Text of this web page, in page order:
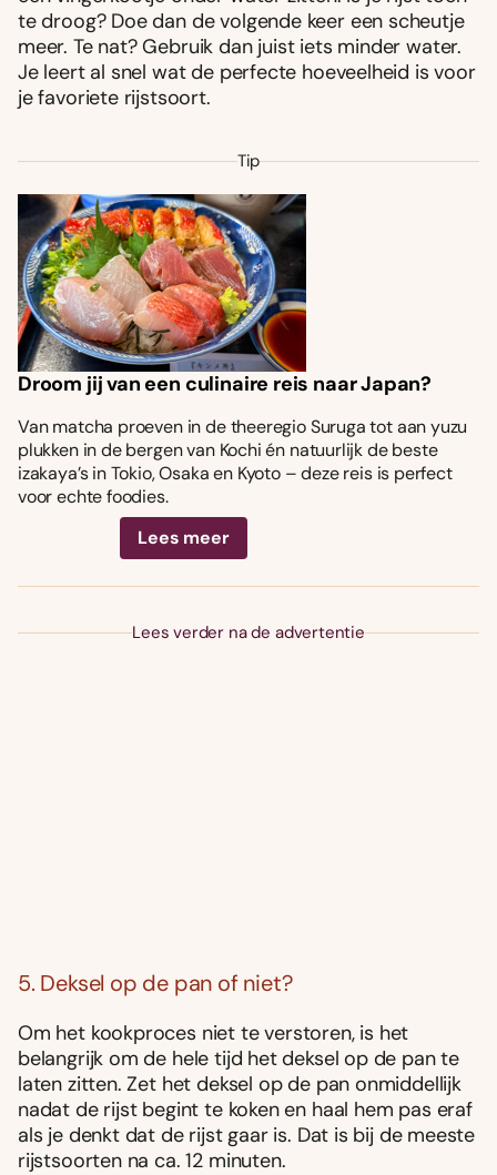
te droog? Doe dan de volgende keer een scheutje
meer. Te nat? Gebruik dan juist iets minder water.
Je leert al snel wat de perfecte hoeveelheid is voor
je favoriete rijstsoort.
Tip
Droom jij van een culinaire reis naar Japan?
Van matcha proeven in de theeregio Suruga tot aan yuzu
plukken in de bergen van Kochi én natuurlijk de beste
izakaya’s in Tokio, Osaka en Kyoto – deze reis is perfect
voor echte foodies.
Lees meer
Lees verder na de advertentie
5. Deksel op de pan of niet?
Om het kookproces niet te verstoren, is het
belangrijk om de hele tijd het deksel op de pan te
laten zitten. Zet het deksel op de pan onmiddellijk
nadat de rijst begint te koken en haal hem pas eraf
als je denkt dat de rijst gaar is. Dat is bij de meeste
rijstsoorten na ca. 12 minuten.